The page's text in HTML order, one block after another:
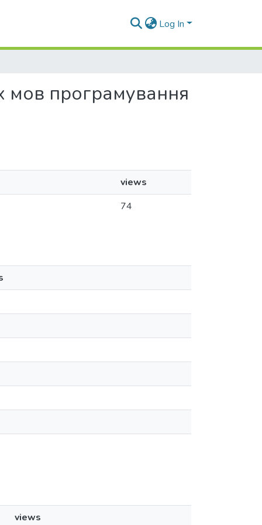
Log In
мов програмування
views
74
views